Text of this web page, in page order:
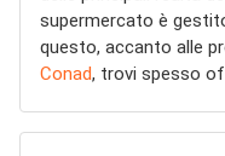
supermercato è
questo, accanto alle
Conad, trovi spesso